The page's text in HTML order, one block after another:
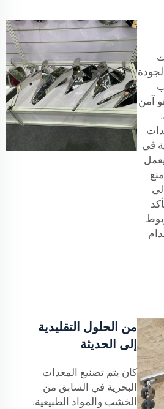
آمن
في
من الحلول التقليدية
إلى الحديثة
كان يتم تصنيع المعدات
البحرية في السابق من
الخشب والمواد الطبيعية.